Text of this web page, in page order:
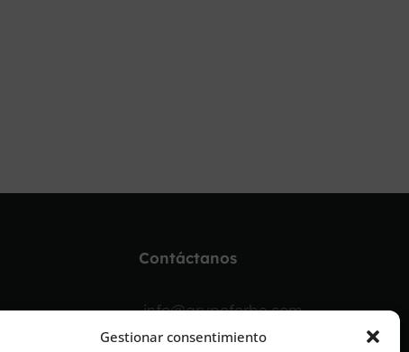
Gestionar consentimiento
Contáctanos
info@grupoforbe.com